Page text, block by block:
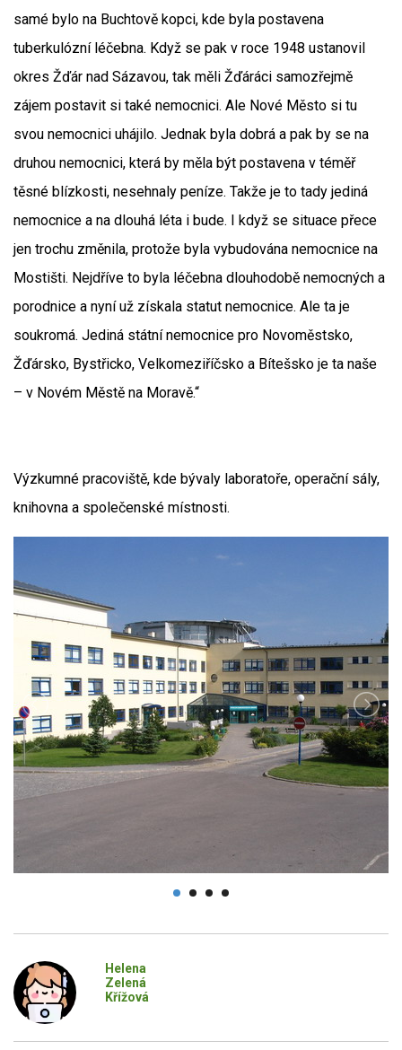
samé bylo na Buchtově kopci, kde byla postavena
tuberkulózní léčebna. Když se pak v roce 1948 ustanovil
okres Žďár nad Sázavou, tak měli Žďáráci samozřejmě
zájem postavit si také nemocnici. Ale Nové Město si tu
svou nemocnici uhájilo. Jednak byla dobrá a pak by se na
druhou nemocnici, která by měla být postavena v téměř
těsné blízkosti, nesehnaly peníze. Takže je to tady jediná
nemocnice a na dlouhá léta i bude. I když se situace přece
jen trochu změnila, protože byla vybudována nemocnice na
Mostišti. Nejdříve to byla léčebna dlouhodobě nemocných a
porodnice a nyní už získala statut nemocnice. Ale ta je
soukromá. Jediná státní nemocnice pro Novoměstsko,
Žďársko, Bystřicko, Velkomeziříčsko a Bítešsko je ta naše
– v Novém Městě na Moravě.“
Výzkumné pracoviště, kde bývaly laboratoře, operační sály,
knihovna a společenské místnosti.
Helena
Zelená
Křížová